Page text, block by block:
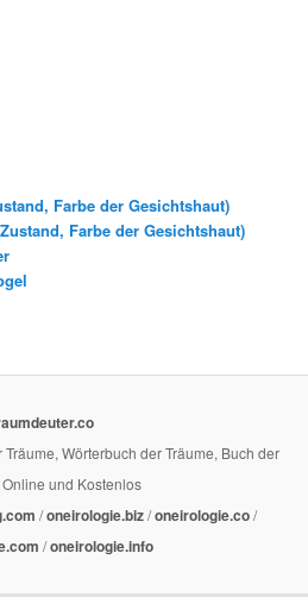
Farbe der Gesichtshaut)
Farbe der Gesichtshaut)
Wörterbuch der Träume, Buch der
und Kostenlos
/oneirologie.biz/oneirologie.co/
/oneirologie.info